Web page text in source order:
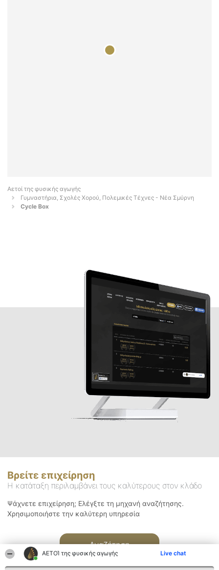
ΑΕΤΟΊ της φυσικής αγωγής Live chat
Αετοί της φυσικής αγωγής
Γυμναστήρια, Σχολές Χορού, Πολεμικές Τέχνες - Νέα Σμύρνη
Cycle Box
Βρείτε επιχείρηση
Η κατάταξη περιλαμβάνει τους καλύτερους στον κλάδο
Ψάχνετε επιχείρηση; Ελέγξτε τη μηχανή αναζήτησης.
Χρησιμοποιήστε την καλύτερη υπηρεσία
Αναζήτηση